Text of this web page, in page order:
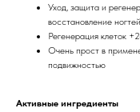
Уход, защита и
восстановление
Регенерация клеток
Очень прост в
подвижностью
Активные ингредиенты